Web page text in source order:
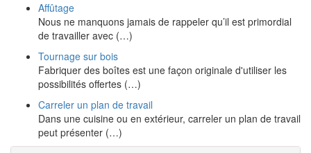
Affûtage
Nous ne manquons jamais de rappeler qu’il est primordial
de travailler avec (…)
Tournage sur bois
Fabriquer des boîtes est une façon originale d'utiliser les
possibilités offertes (…)
Carreler un plan de travail
Dans une cuisine ou en extérieur, carreler un plan de travail
peut présenter (…)